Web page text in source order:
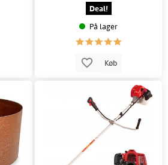
Deal!
På lager
Køb